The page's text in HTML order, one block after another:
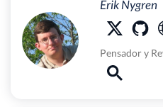
Erik Nygren
Pensadory